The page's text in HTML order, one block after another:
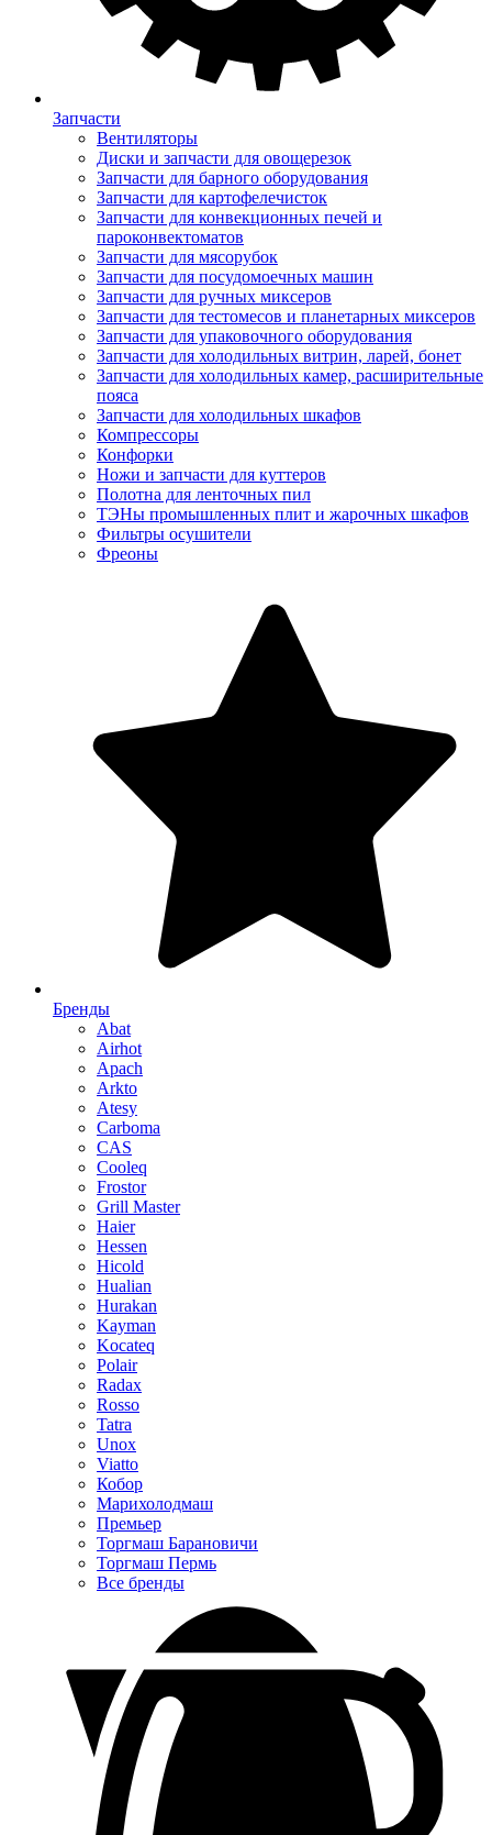
Запчасти
Вентиляторы
Диски и запчасти для овощерезок
Запчасти для барного оборудования
Запчасти для картофелечисток
Запчасти для конвекционных печей и
пароконвектоматов
Запчасти для мясорубок
Запчасти для посудомоечных машин
Запчасти для ручных миксеров
Запчасти для тестомесов и планетарных миксеров
Запчасти для упаковочного оборудования
Запчасти для холодильных витрин, ларей, бонет
Запчасти для холодильных камер, расширительные
пояса
Запчасти для холодильных шкафов
Компрессоры
Конфорки
Ножи и запчасти для куттеров
Полотна для ленточных пил
ТЭНы промышленных плит и жарочных шкафов
Фильтры осушители
Фреоны
Бренды
Abat
Airhot
Apach
Arkto
Atesy
Carboma
CAS
Cooleq
Frostor
Grill Master
Haier
Hessen
Hicold
Hualian
Hurakan
Kayman
Kocateq
Polair
Radax
Rosso
Tatra
Unox
Viatto
Кобор
Марихолодмаш
Премьер
Торгмаш Барановичи
Торгмаш Пермь
Все бренды